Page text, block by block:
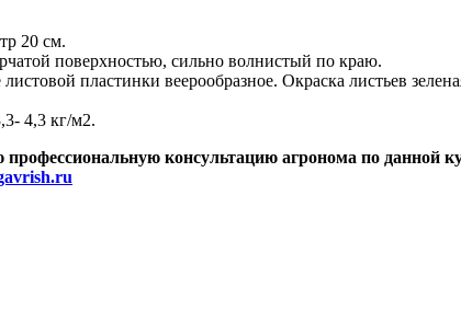
20 см.
поверхностью, сильно волнистый по краю.
пластинки веерообразное. Окраска листьев
4,3 кг/м2.
консультацию агронома по данной